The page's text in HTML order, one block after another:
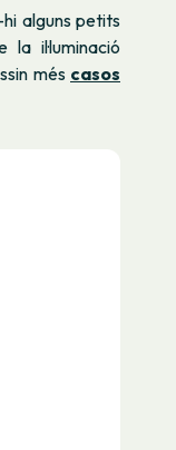
alguns petits
il·luminació
més casos